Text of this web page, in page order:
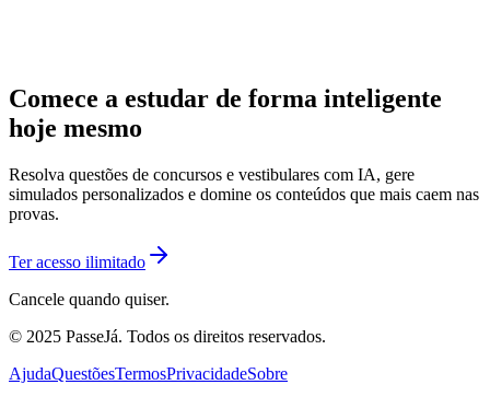
Comece a estudar de forma inteligente
hoje mesmo
Resolva questões de concursos e vestibulares com IA, gere
simulados personalizados e domine os conteúdos que mais caem nas
provas.
Ter acesso ilimitado
Cancele quando quiser.
© 2025 PasseJá. Todos os direitos reservados.
AjudaQuestõesTermosPrivacidadeSobre